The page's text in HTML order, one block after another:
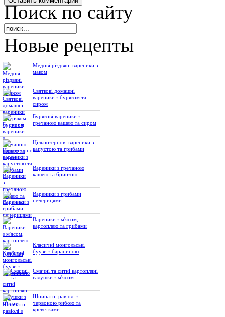
Поиск по сайту
Новые рецепты
Медові різдвяні вареники з
маком
Святкові домашні
вареники з буряком та
сиром
Бурякові вареники з
гречаною кашею та сиром
Цільнозернові вареники з
капустою та грибами
Вареники з гречаною
кашею та бринзою
Вареники з грибами
печерицями
Вареники з м'ясом,
картоплею та грибами
Класичні монгольські
буузи з бараниною
Смачні та ситні картопляні
галушки з м'ясом
Шпинатні равіолі з
червоною рибою та
креветками